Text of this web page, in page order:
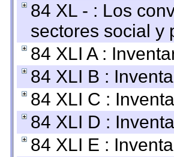
84 XL - : Los
sectores social y
84 XLI A :
84 XLI B :
84 XLI C :
84 XLI D :
84 XLI E :